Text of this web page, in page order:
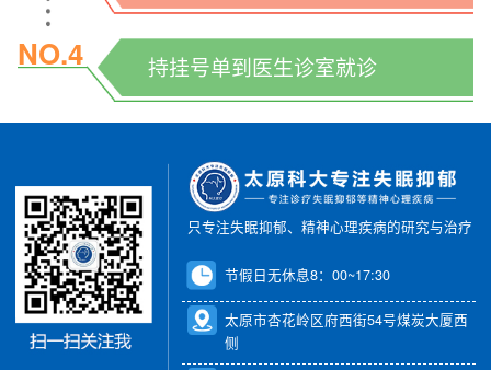
NO.4 持挂号单到医生诊室就诊
只专注失眠抑郁、精神心理疾病的研究与治疗
节假日无休息8：00~17:30
太原市杏花岭区府西街54号煤炭大厦西
侧